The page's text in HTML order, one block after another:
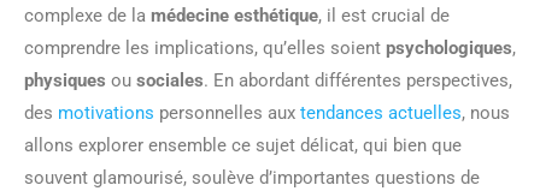
complexe de la médecine esthétique, il est crucial de
comprendre les implications, qu’elles soient psychologiques,
physiques ou sociales. En abordant différentes perspectives,
des motivations personnelles aux tendances actuelles, nous
allons explorer ensemble ce sujet délicat, qui bien que
souvent glamourisé, soulève d’importantes questions de